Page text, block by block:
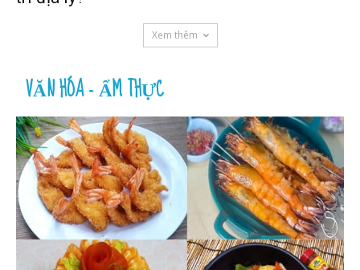
Xem thêm
VĂN HÓA - ẨM THỰC